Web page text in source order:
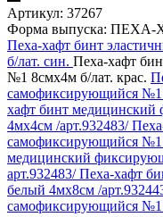
Артикул: 37267
Форма выпуска:
Пеха-хафт бинт
б/лат. син. Пеха-хафт
№1 8смх4м б/лат. крас.
самофиксирующийся №1
хафт бинт медицинский
4мх4см /арт.932483/
самофиксирующийся №1
медицинский
арт.932483/ Пеха-хафт
белый 4мх8см /
самофиксирующийся №1